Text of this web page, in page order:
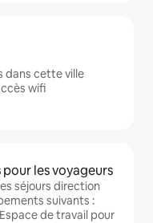
dans cette ville
wifi
les voyageurs
séjours direction
suivants :
de travail pour